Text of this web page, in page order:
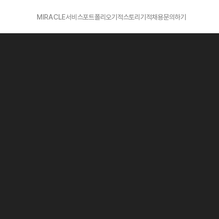
MIRACLE서비스포트폴리오기적스토리기적채용문의하기